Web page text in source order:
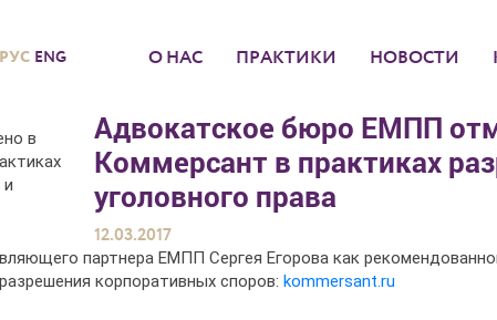
РУС ENG О НАС ПРАКТИКИ НОВОСТИ
Адвокатское бюро ЕМПП
Коммерсант в практиках
уголовного права
12.03.2017
партнера ЕМПП Сергея Егорова как
корпоративных споров: kommersant.ru